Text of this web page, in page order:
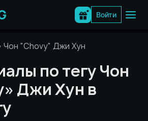
Войти
Чон "Chovy" Джи Хун
по тегу Чон
Джи Хун в